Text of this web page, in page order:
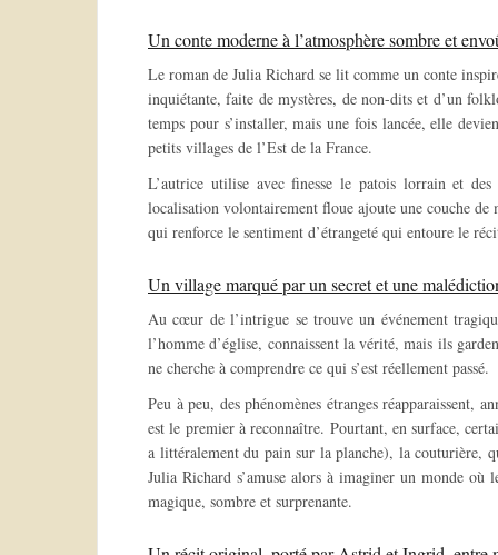
Un conte moderne à l’atmosphère sombre et
Le roman de Julia Richard se lit comme un conte
inquiétante, faite de mystères, de non-dits et d’un
temps pour s’installer, mais une fois lancée, elle
petits villages de l’Est de la France.
L’autrice utilise avec finesse le patois lorrain et
localisation volontairement floue ajoute une couche de
qui renforce le sentiment d’étrangeté qui entoure le
Un village marqué par un secret et une
Au cœur de l’intrigue se trouve un événement
l’homme d’église, connaissent la vérité, mais ils
ne cherche à comprendre ce qui s’est réellement passé.
Peu à peu, des phénomènes étranges réapparaissent,
est le premier à reconnaître. Pourtant, en surface,
a littéralement du pain sur la planche), la couturière,
Julia Richard s’amuse alors à imaginer un monde
magique, sombre et surprenante.